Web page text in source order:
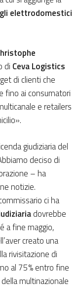
elettrodomestici
di Ceva Logistics
di clienti che
fino ai consumatori
e retailers
giudiziaria del
deciso di
– ha
notizie.
ci ha
dovrebbe
a fine maggio,
creato una
rivisitazione di
al 75% entro fine
multinazionale